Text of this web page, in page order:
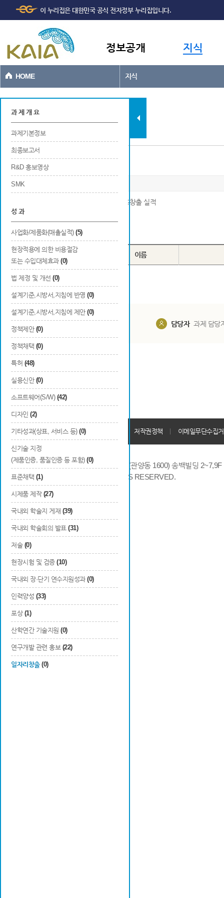
본문바로가기
이 누리집은 대한민국 공식 전자정부 누리집입니다.
정보공개 지식
HOME 지식
과제현황
과 제 개 요
과제기본정보
최종보고서
R&D 홍보영상
SMK
성 과
사업화/제품화(매출실적) (5)
현장적용에 의한 비용절감
또는 수입대체효과 (0)
법 제정 및 개선 (0)
설계기준,시방서,지침에 반영 (0)
설계기준,시방서,지침에 제안 (0)
정책제안 (0)
정책채택 (0)
특허 (48)
실용신안 (0)
소프트웨어(S/W) (42)
디자인 (2)
기타성과(상표, 서비스 등) (0)
신기술 지정
(제품인증, 품질인증 등 포함) (0)
표준채택 (1)
시제품 제작 (27)
국내외 학술지 게재 (39)
국내외 학술회의 발표 (31)
저술 (0)
현장시험 및 검증 (10)
국내외 장·단기 연수지원성과 (0)
인력양성 (33)
포상 (1)
산학연간 기술지원 (0)
연구개발 관련 홍보 (22)
일자리창출 (0)
일자리창출
※ 연구개발 및 사업화를 위한 연구기관의 고용창출 실적
Total0건
번호 구분 이름
담당자 과제 담당
개인정보처리방침 회원가입약관 저작권정책 이메일무단수집
14066 경기도 안양시 동안구 시민대로 286 (관양동 1600) 송백빌딩
COPYRIGHTS © 2014 KAIA, ALL RIGHTS RESERVED.